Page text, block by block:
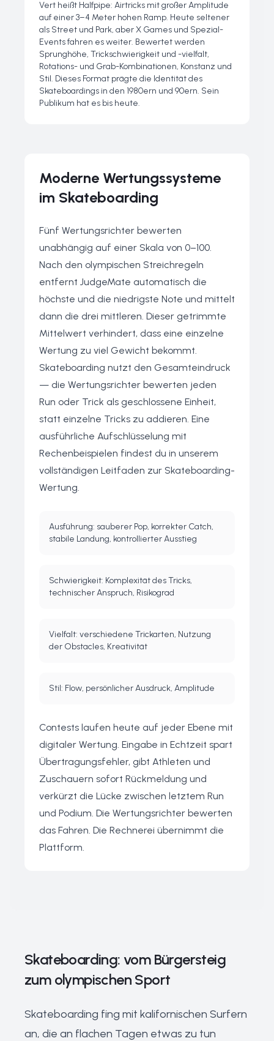
Vert heißt Halfpipe: Airtricks mit großer Amplitude
auf einer 3–4 Meter hohen Ramp. Heute seltener
als Street und Park, aber X Games und Spezial-
Events fahren es weiter. Bewertet werden
Sprunghöhe, Trickschwierigkeit und -vielfalt,
Rotations- und Grab-Kombinationen, Konstanz und
Stil. Dieses Format prägte die Identität des
Skateboardings in den 1980ern und 90ern. Sein
Publikum hat es bis heute.
Moderne Wertungssysteme
im Skateboarding
Fünf Wertungsrichter bewerten
unabhängig auf einer Skala von 0–100.
Nach den olympischen Streichregeln
entfernt JudgeMate automatisch die
höchste und die niedrigste Note und mittelt
dann die drei mittleren. Dieser getrimmte
Mittelwert verhindert, dass eine einzelne
Wertung zu viel Gewicht bekommt.
Skateboarding nutzt den Gesamteindruck
— die Wertungsrichter bewerten jeden
Run oder Trick als geschlossene Einheit,
statt einzelne Tricks zu addieren. Eine
ausführliche Aufschlüsselung mit
Rechenbeispielen findest du in unserem
vollständigen Leitfaden zur Skateboarding-
Wertung.
Ausführung: sauberer Pop, korrekter Catch,
stabile Landung, kontrollierter Ausstieg
Schwierigkeit: Komplexität des Tricks,
technischer Anspruch, Risikograd
Vielfalt: verschiedene Trickarten, Nutzung
der Obstacles, Kreativität
Stil: Flow, persönlicher Ausdruck, Amplitude
Contests laufen heute auf jeder Ebene mit
digitaler Wertung. Eingabe in Echtzeit spart
Übertragungsfehler, gibt Athleten und
Zuschauern sofort Rückmeldung und
verkürzt die Lücke zwischen letztem Run
und Podium. Die Wertungsrichter bewerten
das Fahren. Die Rechnerei übernimmt die
Plattform.
Skateboarding: vom Bürgersteig
zum olympischen Sport
Skateboarding fing mit kalifornischen Surfern
an, die an flachen Tagen etwas zu tun